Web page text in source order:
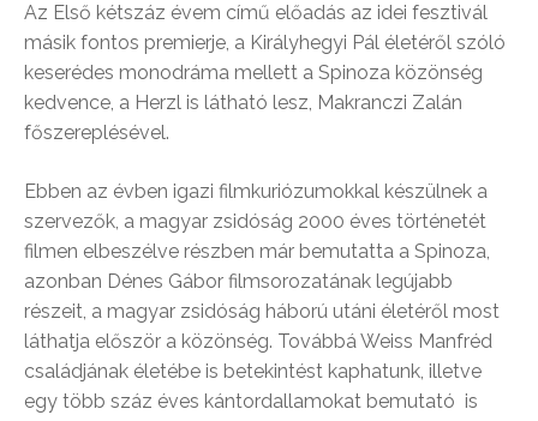
Az Első kétszáz évem című előadás az idei fesztivál
másik fontos premierje, a Királyhegyi Pál életéről szóló
keserédes monodráma mellett a Spinoza közönség
kedvence, a Herzl is látható lesz, Makranczi Zalán
főszereplésével.
Ebben az évben igazi filmkuriózumokkal készülnek a
szervezők, a magyar zsidóság 2000 éves történetét
filmen elbeszélve részben már bemutatta a Spinoza,
azonban Dénes Gábor filmsorozatának legújabb
részeit, a magyar zsidóság háború utáni életéről most
láthatja először a közönség. Továbbá Weiss Manfréd
családjának életébe is betekintést kaphatunk, illetve
egy több száz éves kántordallamokat bemutató is